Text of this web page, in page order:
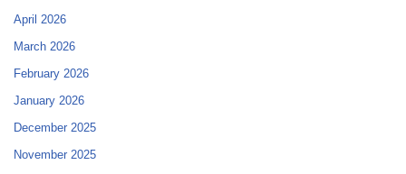
April 2026
March 2026
February 2026
January 2026
December 2025
November 2025